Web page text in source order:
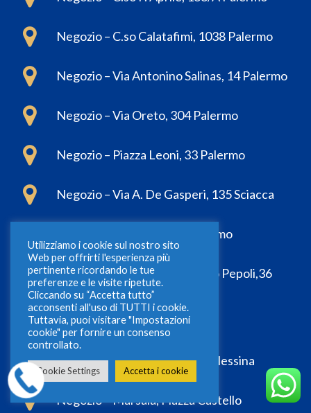
Negozio – C.so Calatafimi, 1038 Palermo
Negozio – Via Antonino Salinas, 14 Palermo
Negozio – Via Oreto, 304 Palermo
Negozio – Piazza Leoni, 33 Palermo
Negozio – Via A. De Gasperi, 135 Sciacca
Negozio – Via Dante, 64 Palermo
Negozio – Via Conte Agostino Pepoli,36
Trapani
PROSSIME APERTURE
Negozio – Caltanissetta, Via Messina
Negozio – Marsala, Piazza Castello
Utilizziamo i cookie sul nostro sito
Web per offrirti l'esperienza più
pertinente ricordando le tue
preferenze e le visite ripetute.
Cliccando su “Accetta tutto”
acconsenti all'uso di TUTTI i cookie.
Tuttavia, puoi visitare "Impostazioni
cookie" per fornire un consenso
controllato.
Cookie Settings Accetta i cookie